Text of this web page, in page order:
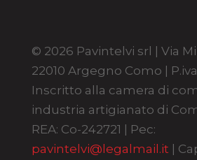
© 2026 Pavintelvi srl | Via
22010 Argegno Como |
Inscritto alla camera di
industria artigianato di
REA: Co-242721 | Pec:
pavintelvi@legalmail.it |